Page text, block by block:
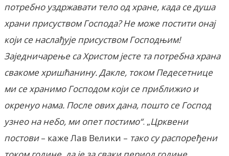
потребно уздржавати тело од хране, када се душа
храни присуством Господа? Не може постити онај
који се наслађује присуством Господњим!
Заједничарење са Христом јесте та потребна храна
свакоме хришћанину. Дакле, током Педесетнице
ми се хранимо Господом који се приближио и
окренуо нама. После ових дана, пошто се Господ
узнео на небо, ми опет постимо“. „Црквени
постови– каже Лав Велики – тако су распоређени